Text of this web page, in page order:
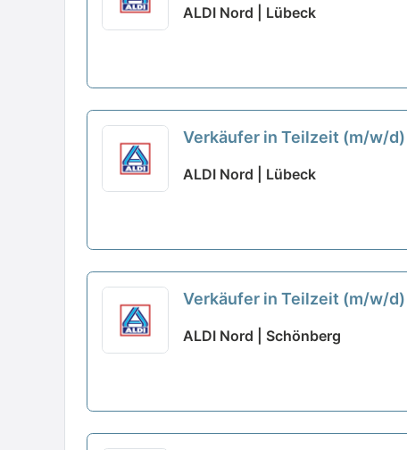
ALDI Nord | Lübeck
Verkäufer in Teilzeit (m/w/d)
ALDI Nord | Lübeck
Verkäufer in Teilzeit (m/w/d)
ALDI Nord | Schönberg